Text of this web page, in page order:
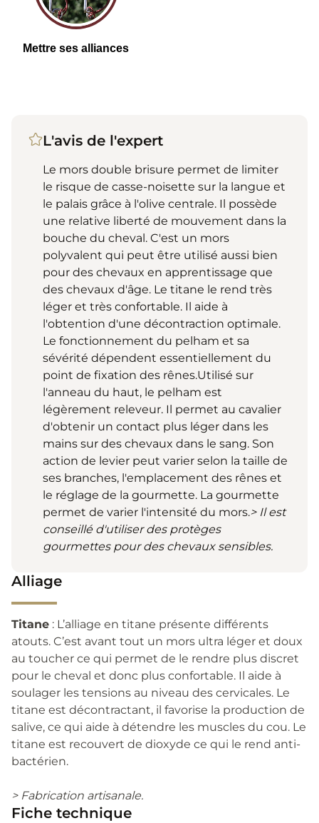
L'avis de l'expert
Le mors double brisure permet de limiter
le risque de casse-noisette sur la langue et
le palais grâce à l'olive centrale. Il possède
une relative liberté de mouvement dans la
bouche du cheval. C'est un mors
polyvalent qui peut être utilisé aussi bien
pour des chevaux en apprentissage que
des chevaux d'âge. Le titane le rend très
léger et très confortable. Il aide à
l'obtention d'une décontraction optimale.
Le fonctionnement du pelham et sa
sévérité dépendent essentiellement du
point de fixation des rênes.Utilisé sur
l'anneau du haut, le pelham est
légèrement releveur. Il permet au cavalier
d'obtenir un contact plus léger dans les
mains sur des chevaux dans le sang. Son
action de levier peut varier selon la taille de
ses branches, l'emplacement des rênes et
le réglage de la gourmette. La gourmette
permet de varier l'intensité du mors.> Il est
conseillé d'utiliser des protèges
gourmettes pour des chevaux sensibles.
Alliage
Titane : L’alliage en titane présente différents
atouts. C’est avant tout un mors ultra léger et doux
au toucher ce qui permet de le rendre plus discret
pour le cheval et donc plus confortable. Il aide à
soulager les tensions au niveau des cervicales. Le
titane est décontractant, il favorise la production de
salive, ce qui aide à détendre les muscles du cou. Le
titane est recouvert de dioxyde ce qui le rend anti-
bactérien.
> Fabrication artisanale.
Fiche technique